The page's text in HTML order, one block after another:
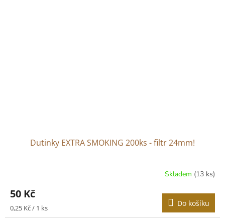
Dutinky EXTRA SMOKING 200ks - filtr 24mm!
Skladem (13 ks)
50 Kč
Měrná
cena:
0,25 Kč / 1 ks Do košíku